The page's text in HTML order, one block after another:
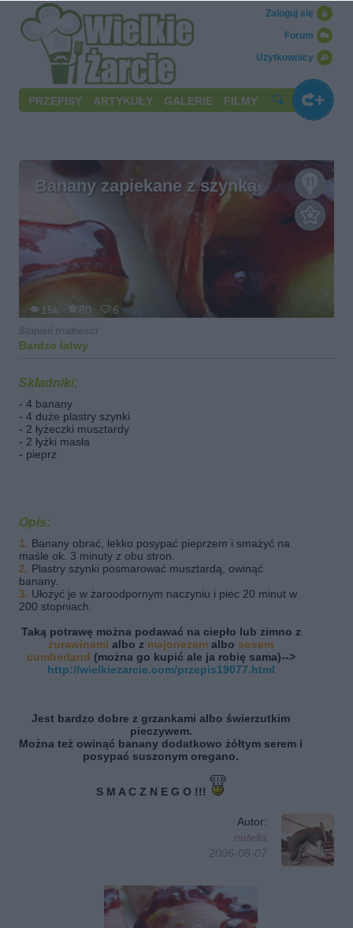
Użytkownicy
Forum
Zaloguj się
PRZEPISY ARTYKUŁY GALERIE FILMY
Banany zapiekane z szynką
15k 80 6
Bardzo łatwy
Składniki:
- 4 banany
- 4 duże plastry szynki
- 2 łyżeczki musztardy
- 2 łyżki masła
- pieprz
Opis:
1. Banany obrać, lekko posypać pieprzem i smażyć na
maśle ok. 3 minuty z obu stron.
2. Plastry szynki posmarować musztardą, owinąć
banany.
3. Ułożyć je w żaroodpornym naczyniu i piec 20 minut w
200 stopniach.
Taką potrawę można podawać na ciepło lub zimno z
żurawinami albo z majonezem albo sosem
cumberland (można go kupić ale ja robię sama)-->
http://wielkiezarcie.com/przepis19077.html
Jest bardzo dobre z grzankami albo świerzutkim
pieczywem.
Można też owinąć banany dodatkowo żółtym serem i
posypać suszonym oregano.
S M A C Z N E G O !!!
Autor:
nutella
2006-08-07